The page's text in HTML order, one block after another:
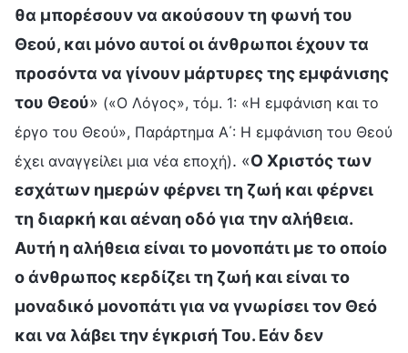
θα μπορέσουν να ακούσουν τη φωνή του
Θεού, και μόνο αυτοί οι άνθρωποι έχουν τα
προσόντα να γίνουν μάρτυρες της εμφάνισης
του Θεού» («Ο Λόγος», τόμ. 1: «Η εμφάνιση και το
έργο του Θεού», Παράρτημα Α΄: Η εμφάνιση του Θεού
έχει αναγγείλει μια νέα εποχή). «Ο Χριστός των
εσχάτων ημερών φέρνει τη ζωή και φέρνει
τη διαρκή και αέναη οδό για την αλήθεια.
Αυτή η αλήθεια είναι το μονοπάτι με το οποίο
ο άνθρωπος κερδίζει τη ζωή και είναι το
μοναδικό μονοπάτι για να γνωρίσει τον Θεό
και να λάβει την έγκρισή Του. Εάν δεν